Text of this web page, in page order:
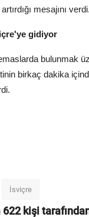
mesajını verdi.
gidiyor
bulunmak
birkaç dakika
İsviçre
622kişi